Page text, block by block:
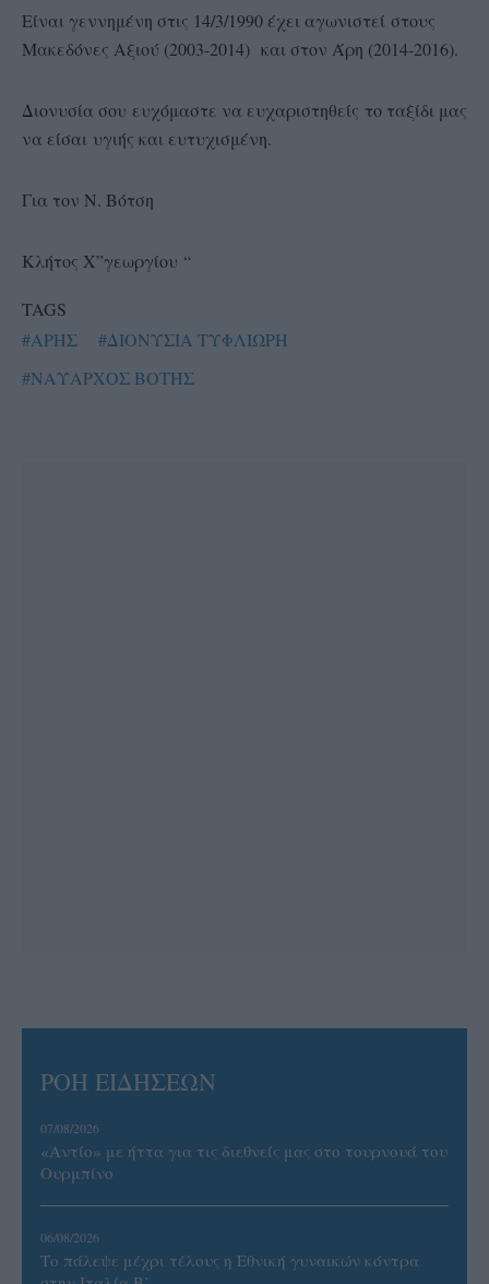
Είναι γεννημένη στις 14/3/1990 έχει αγωνιστεί στους
Μακεδόνες Αξιού (2003-2014) και στον Άρη (2014-2016).
Διονυσία σου ευχόμαστε να ευχαριστηθείς το ταξίδι μας
να είσαι υγιής και ευτυχισμένη.
Για τον Ν. Βότση
Κλήτος Χ”γεωργίου “
TAGS
#ΑΡΗΣ
#ΔΙΟΝΥΣΙΑ ΤΥΦΛΙΩΡΗ
#ΝΑΥΑΡΧΟΣ ΒΟΤΗΣ
ΡΟΗ ΕΙΔΗΣΕΩΝ
07/08/2026
«Αντίο» με ήττα για τις διεθνείς μας στο τουρνουά του
Ουρμπίνο
06/08/2026
Το πάλεψε μέχρι τέλους η Εθνική γυναικών κόντρα